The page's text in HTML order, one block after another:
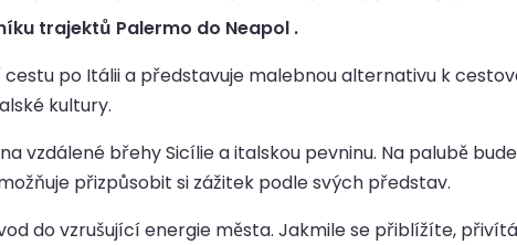
trajektů Palermo do Neapol .
po Itálii a představuje malebnou alternativu k
kultury.
vzdálené břehy Sicílie a italskou pevninu. Na palubě
přizpůsobit si zážitek podle svých představ.
do vzrušující energie města. Jakmile se přiblížíte,